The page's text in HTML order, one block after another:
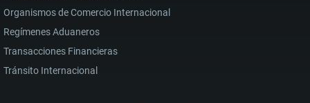
Organismos de Comercio Internacional
Regímenes Aduaneros
Transacciones Financieras
Tránsito Internacional